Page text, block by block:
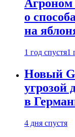
Агроном
о
на
1 год спустя1
Новый
угрозой
в
4 дня спустя